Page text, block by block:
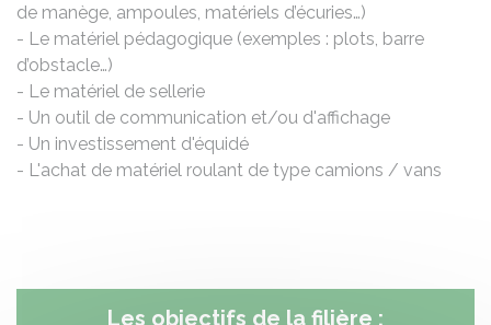
de manège, ampoules, matériels d’écuries…)
- Le matériel pédagogique (exemples : plots, barre
d’obstacle…)
- Le matériel de sellerie
- Un outil de communication et/ou d'affichage
- Un investissement d'équidé
- L'achat de matériel roulant de type camions / vans
Les objectifs de la filière :